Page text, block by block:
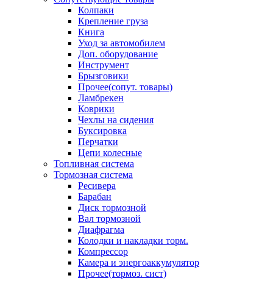
Колпаки
Крепление груза
Книга
Уход за автомобилем
Доп. оборудование
Инструмент
Брызговики
Прочее(сопут. товары)
Ламбрекен
Коврики
Чехлы на сидения
Буксировка
Перчатки
Цепи колесные
Топливная система
Тормозная система
Ресивера
Барабан
Диск тормозной
Вал тормозной
Диафрагма
Колодки и накладки торм.
Компрессор
Камера и энергоаккумулятор
Прочее(тормоз. сист)